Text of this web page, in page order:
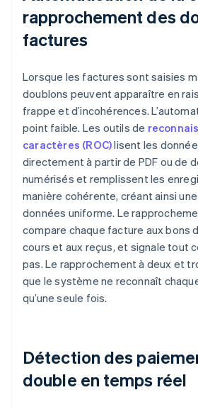
rapprochement des
factures
Lorsque les factures sont saisies
doublons peuvent apparaître en
frappe et d’incohérences.
point faible. Les outils de
caractères (ROC)lisent les
directement à partir de PDF ou de
numérisés et remplissent les
manière cohérente, créant ainsi
données uniforme. Le
compare chaque facture aux bons
cours et aux reçus, et signale tout
pas. Le rapprochement à deux et
que le système ne reconnaît
qu’une seule fois.
Détection des
double en temps réel